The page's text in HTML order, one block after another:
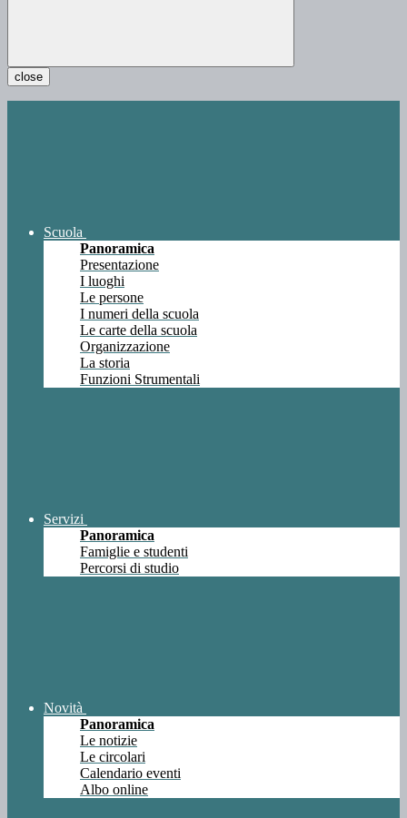
close
Scuola
Panoramica
Presentazione
I luoghi
Le persone
I numeri della scuola
Le carte della scuola
Organizzazione
La storia
Funzioni Strumentali
Servizi
Panoramica
Famiglie e studenti
Percorsi di studio
Novità
Panoramica
Le notizie
Le circolari
Calendario eventi
Albo online